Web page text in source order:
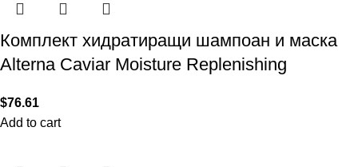
Комплект хидратиращи шампоан и маска
Alterna Caviar Moisture Replenishing
$76.61
Add to cart